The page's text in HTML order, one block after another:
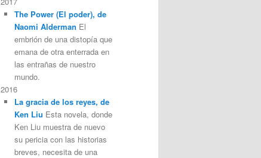
The Power (El poder), de
Naomi Alderman El
embrión de una distopía que
emana de otra enterrada en
las entrañas de nuestro
mundo.
2016
La gracia de los reyes, de
Ken Liu Esta novela, donde
Ken Liu muestra de nuevo
su pericia con las historias
breves, necesita de una